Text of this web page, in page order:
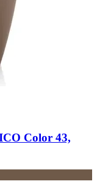
Color 43,